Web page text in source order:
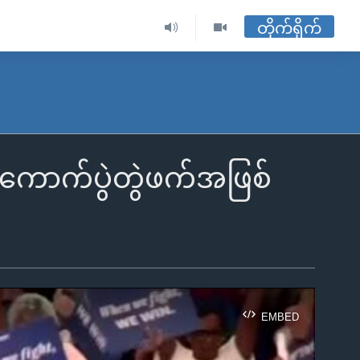
တိုက်ရိုက်
းကောက်ပွဲတွဲဖက်အဖြစ်
EMBED